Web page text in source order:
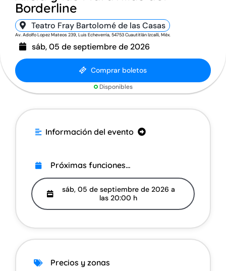
Borderline
Teatro Fray Bartolomé de las Casas
Av. Adolfo Lopez Mateos 239, Luis Echeverria, 54753 Cuautitlán Izcalli, Méx.
sáb, 05 de septiembre de 2026
Comprar boletos
Disponibles
.
. Información del evento
Precios y zonas
Información adicional
Compra boletos en Fan to Fan
Próximas funciones…
sáb, 05 de septiembre de 2026 a
las 20:00 h
Precios y zonas